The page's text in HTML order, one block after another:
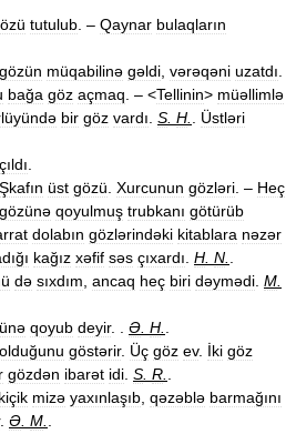
tutulub . – Qaynar bulaqların
gözün müqabilinə gəldi vərəqəni uzatdı
bağa göz açmaq . – <Tellinin> müəllimlə
bir göz vardı S H
Üstləri
Şkafın üst gözü Xurcunun gözləri . – Heç
gözünə qoyulmuş trubkanı götürüb
dolabın gözlərindəki kitablara nəzər
kağız xəfif səs çıxardı H N
də sıxdım ancaq heç biri dəymədi M
qoyub deyir. . Ə H
olduğunu göstərir. Üç göz ev. İki göz
gözdən ibarət idi S R
kiçik mizə yaxınlaşıb qəzəblə barmağını
. Ə M